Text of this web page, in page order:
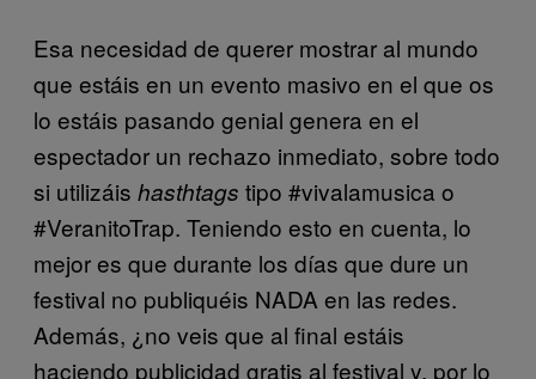
Esa necesidad de querer mostrar al mundo
que estáis en un evento masivo en el que os
lo estáis pasando genial genera en el
espectador un rechazo inmediato, sobre todo
si utilizáis hasthtags tipo #vivalamusica o
#VeranitoTrap. Teniendo esto en cuenta, lo
mejor es que durante los días que dure un
festival no publiquéis NADA en las redes.
Además, ¿no veis que al final estáis
haciendo publicidad gratis al festival y, por lo